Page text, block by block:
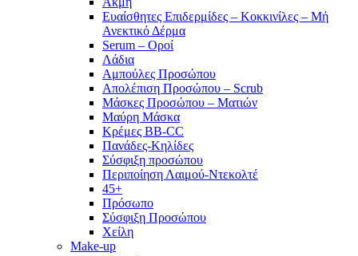
Ευαίσθητες Επιδερμίδες – Κοκκινίλες – Μή
Ανεκτικό Δέρμα
Serum – Οροί
Λάδια
Αμπούλες Προσώπου
Απολέπιση Προσώπου – Scrub
Μάσκες Προσώπου – Ματιών
Μαύρη Μάσκα
Κρέμες BB-CC
Πανάδες-Κηλίδες
Σύσφιξη προσώπου
Περιποίηση Λαιμού-Ντεκολτέ
45+
Πρόσωπο
Σύσφιξη Προσώπου
Χείλη
Make-up